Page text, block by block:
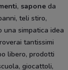
, sapone da
teli stiro,
simpatica idea
tantissimi
libero, prodotti
giocattoli,